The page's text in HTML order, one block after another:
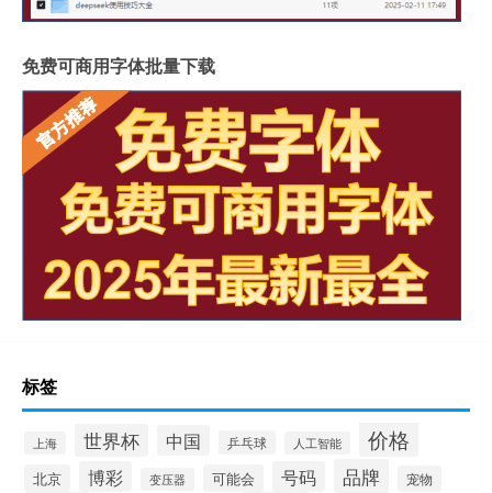
免费可商用字体批量下载
标签
上海 世界杯 中国 乒乓球 人工智能 价格
北京 博彩 变压器 可能会 号码 品牌 宠物